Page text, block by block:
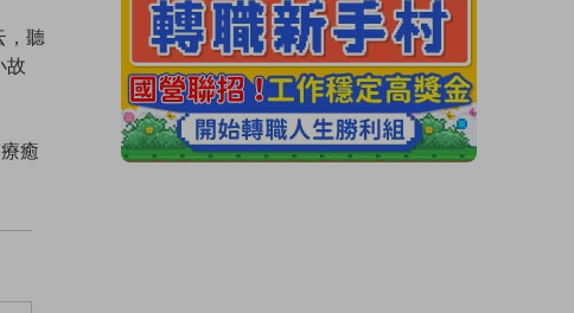
，聽
故
癒